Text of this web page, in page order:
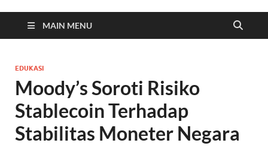
MAIN MENU
EDUKASI
Moody’s Soroti Risiko
Stablecoin Terhadap
Stabilitas Moneter Negara